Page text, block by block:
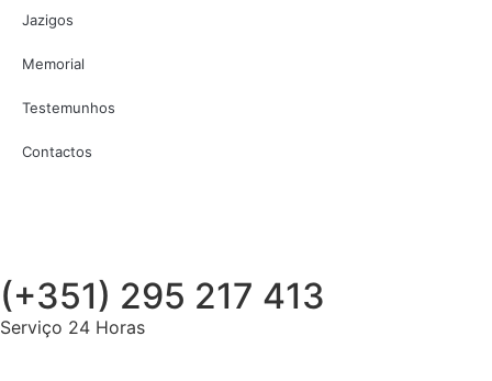
Jazigos
Memorial
Testemunhos
Contactos
(+351) 295 217 413
Serviço 24 Horas